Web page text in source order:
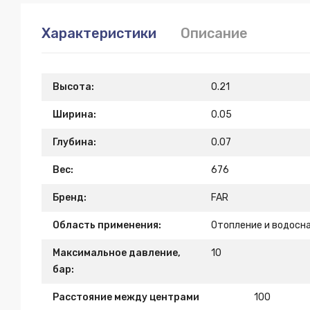
Характеристики Описание
Высота: 0.21
Ширина: 0.05
Глубина: 0.07
Вес: 676
Бренд: FAR
Область применения: Отопление и
Максимальное давление,
бар:
10
Расстояние между центрами
100